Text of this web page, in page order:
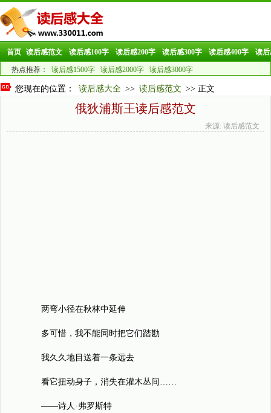
首页 读后感范文 读后感100字 读后感200字 读后感300字 读后感400字 读后
热点推荐： 读后感1500字 读后感2000字 读后感3000字
您现在的位置： 读后感大全 >> 读后感范文 >> 正文
俄狄浦斯王读后感范文
来源: 读后感范文
两弯小径在秋林中延伸
多可惜，我不能同时把它们踏勘
我久久地目送着一条远去
看它扭动身子，消失在灌木丛间……
——诗人·弗罗斯特